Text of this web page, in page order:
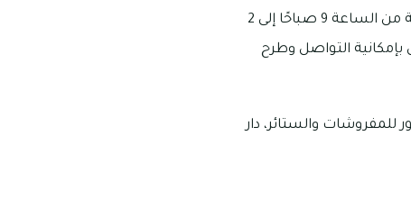
عنوان محل مفروشات مصطفوي الشارقة هو: شارع الوحدة، المنطقة الصناعية، ويفتح بداية من الساعة 9 صباحًا إلى 2
المحل بإمكانية التواصل وطرح
للمفروشات والستائر، دار